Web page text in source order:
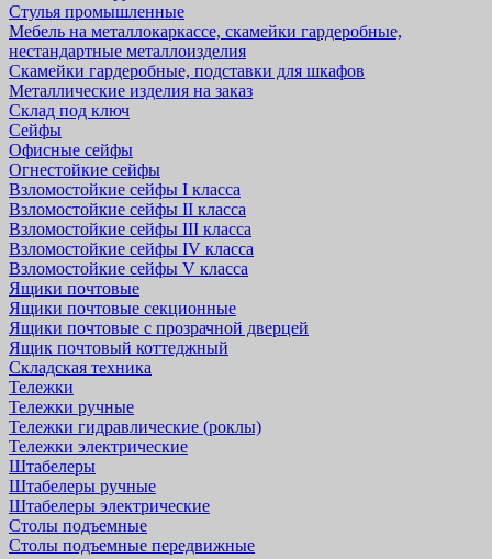
Стулья промышленные
Мебель на металлокаркассе, скамейки гардеробные,
нестандартные металлоизделия
Скамейки гардеробные, подставки для шкафов
Металлические изделия на заказ
Склад под ключ
Сейфы
Офисные сейфы
Огнестойкие сейфы
Взломостойкие сейфы I класса
Взломостойкие сейфы II класса
Взломостойкие сейфы III класса
Взломостойкие сейфы IV класса
Взломостойкие сейфы V класса
Ящики почтовые
Ящики почтовые секционные
Ящики почтовые с прозрачной дверцей
Ящик почтовый коттеджный
Складская техника
Тележки
Тележки ручные
Тележки гидравлические (роклы)
Тележки электрические
Штабелеры
Штабелеры ручные
Штабелеры электрические
Столы подъемные
Столы подъемные передвижные